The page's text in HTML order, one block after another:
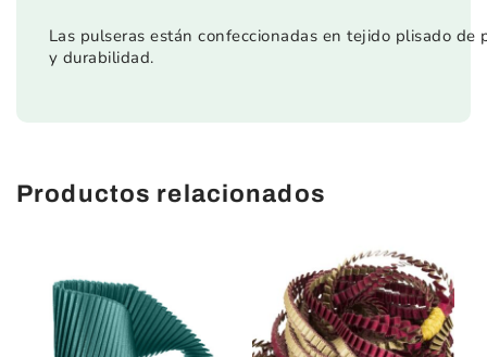
Las pulseras están confeccionadas en tejido plisado
Productos relacionados